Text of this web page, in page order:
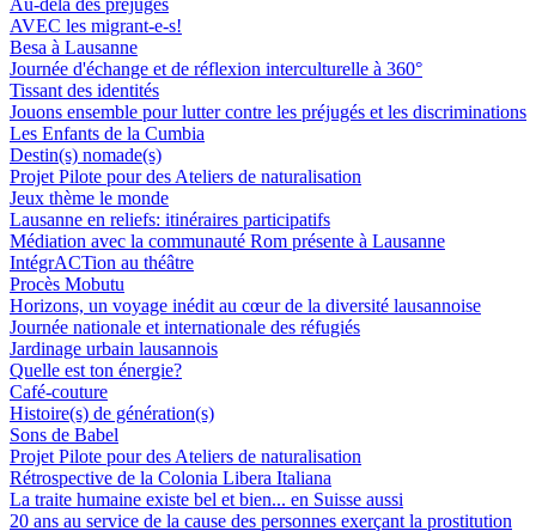
Au-delà des préjugés
AVEC les migrant-e-s!
Besa à Lausanne
Journée d'échange et de réflexion interculturelle à 360°
Tissant des identités
Jouons ensemble pour lutter contre les préjugés et les discriminations
Les Enfants de la Cumbia
Destin(s) nomade(s)
Projet Pilote pour des Ateliers de naturalisation
Jeux thème le monde
Lausanne en reliefs: itinéraires participatifs
Médiation avec la communauté Rom présente à Lausanne
IntégrACTion au théâtre
Procès Mobutu
Horizons, un voyage inédit au cœur de la diversité lausannoise
Journée nationale et internationale des réfugiés
Jardinage urbain lausannois
Quelle est ton énergie?
Café-couture
Histoire(s) de génération(s)
Sons de Babel
Projet Pilote pour des Ateliers de naturalisation
Rétrospective de la Colonia Libera Italiana
La traite humaine existe bel et bien... en Suisse aussi
20 ans au service de la cause des personnes exerçant la prostitution